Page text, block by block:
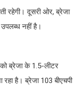
रहेगी। दूसरी ओर, ब्रेजा
नहीं है।
ब्रेजा के 1.5-लीटर
है। ब्रेजा 103 बीएचपी